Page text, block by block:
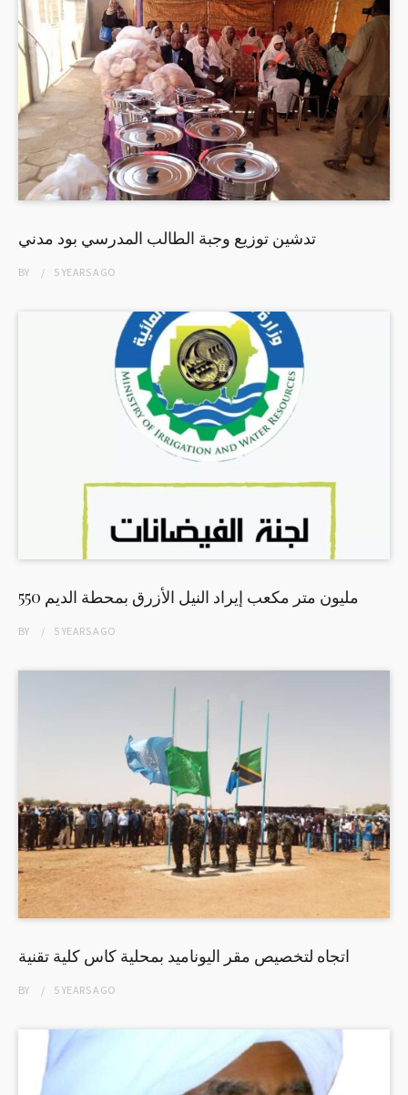
تدشين توزيع وجبة الطالب المدرسي بود مدني
BY 5 YEARSAGO
550 مليون متر مكعب إيراد النيل الأزرق بمحطة الديم
BY 5 YEARSAGO
اتجاه لتخصيص مقر اليوناميد بمحلية كاس كلية تقنية
BY 5 YEARSAGO